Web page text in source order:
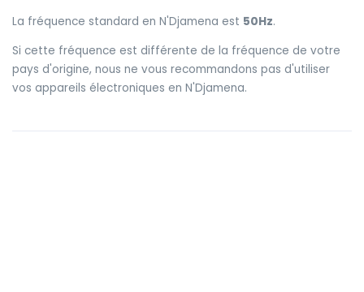
La fréquence standard en N'Djamena est 50Hz.
Si cette fréquence est différente de la fréquence de votre
pays d'origine, nous ne vous recommandons pas d'utiliser
vos appareils électroniques en N'Djamena.